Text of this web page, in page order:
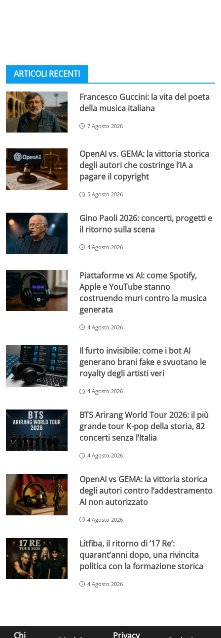
ARTICOLI RECENTI
Francesco Guccini: la vita del poeta
della musica italiana
7 Agosto 2026
OpenAI vs. GEMA: la vittoria storica
degli autori che costringe l’IA a
pagare il copyright
5 Agosto 2026
Gino Paoli 2026: concerti, progetti e
il ritorno sulla scena
4 Agosto 2026
Piattaforme vs AI: come Spotify,
Apple e YouTube stanno
costruendo muri contro la musica
generata
4 Agosto 2026
Il furto invisibile: come i bot AI
generano brani fake e svuotano le
royalty degli artisti veri
4 Agosto 2026
BTS Arirang World Tour 2026: il più
grande tour K-pop della storia, 82
concerti senza l’Italia
4 Agosto 2026
OpenAI vs GEMA: la vittoria storica
degli autori contro l’addestramento
AI non autorizzato
4 Agosto 2026
Litfiba, il ritorno di ’17 Re’:
quarant’anni dopo, una rivincita
politica con la formazione storica
4 Agosto 2026
Chi Privacy